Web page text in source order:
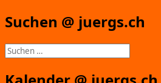
Suchen @ juergs.ch
Suchen
nach: